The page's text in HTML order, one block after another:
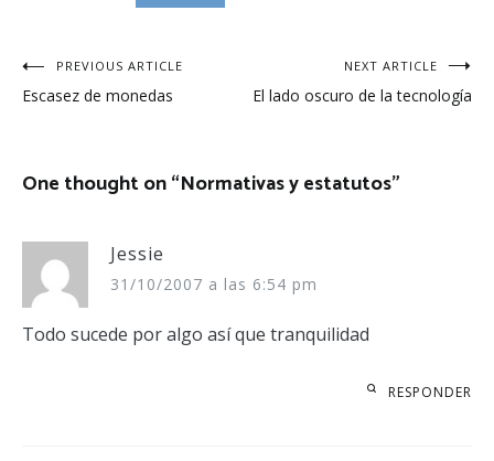
Navegación
de
PREVIOUS ARTICLE
Escasez de monedas
NEXT ARTICLE
El lado oscuro de la tecnología
One thought on “Normativas y estatutos”
Jessie
31/10/2007 a las 6:54 pm
Todo sucede por algo así que tranquilidad
RESPONDER